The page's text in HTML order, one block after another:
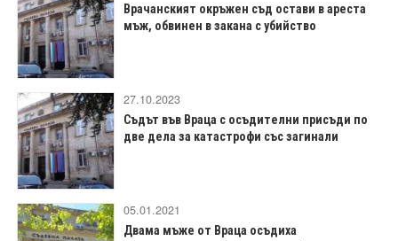
Врачанският окръжен съд остави в ареста
мъж, обвинен в закана с убийство
27.10.2023
Съдът във Враца с осъдителни присъди по
две дела за катастрофи със загинали
05.01.2021
Двама мъже от Враца осъдиха